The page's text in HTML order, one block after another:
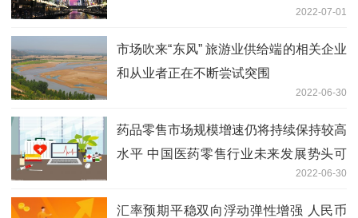
2022-07-01
市场吹来“东风” 旅游业供给端的相关企业
和从业者正在不断尝试突围
2022-06-30
药品零售市场规模增速仍将持续保持较高
水平 中国医药零售行业未来发展势头可
2022-06-30
汇率预期平稳双向浮动弹性增强 人民币